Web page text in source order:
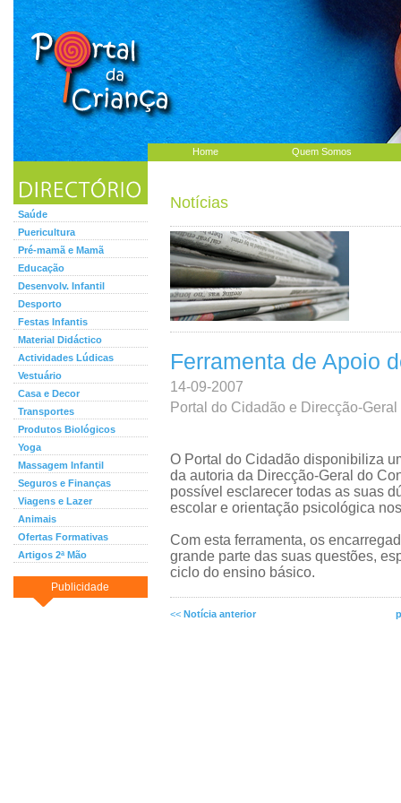
Home Quem Somos
Saúde
Puericultura
Pré-mamã e Mamã
Educação
Desenvolv. Infantil
Desporto
Festas Infantis
Material Didáctico
Actividades Lúdicas
Vestuário
Casa e Decor
Transportes
Produtos Biológicos
Yoga
Massagem Infantil
Seguros e Finanças
Viagens e Lazer
Animais
Ofertas Formativas
Artigos 2ª Mão
Publicidade
Notícias
Ferramenta de Apoio
14-09-2007
Portal do Cidadão e Direcção-
O Portal do Cidadão disponibiliza
da autoria da Direcção-Geral do
possível esclarecer todas as suas
escolar e orientação psicológica
Com esta ferramenta, os
grande parte das suas questões,
ciclo do ensino básico.
<< Notícia anterior